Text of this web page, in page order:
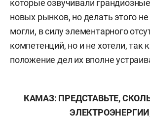
которые озвучивали
новых рынков, но делать этого
могли, в силу элементарного
компетенций, но и не хотели, так
положение дел их вполне
КАМАЗ: ПРЕДСТАВЬТЕ,